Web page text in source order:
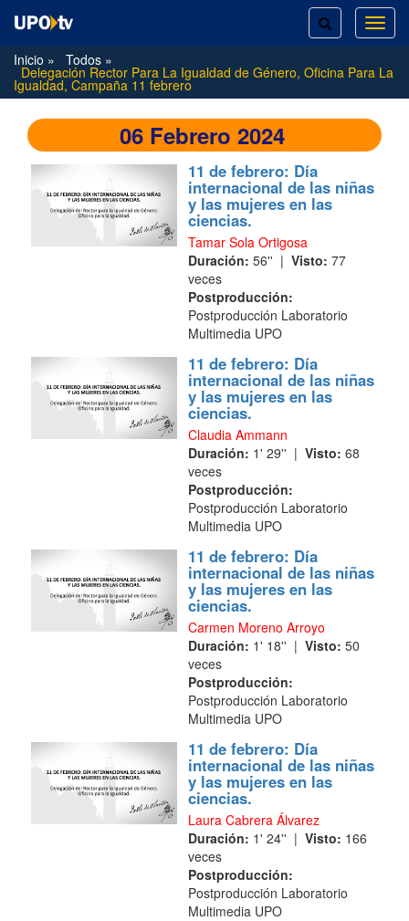
TOGGLE
SEARCH
Inicio
Todos
Delegación Rector Para La Igualdad de Género, Oficina Para La
Igualdad, Campaña 11 febrero
06 Febrero 2024
11 de febrero: Día
internacional de las niñas
y las mujeres en las
ciencias.
Tamar Sola Ortigosa
Duración: 56'' | Visto: 77
veces
Postproducción:
Postproducción Laboratorio
Multimedia UPO
11 de febrero: Día
internacional de las niñas
y las mujeres en las
ciencias.
Claudia Ammann
Duración: 1' 29'' | Visto: 68
veces
Postproducción:
Postproducción Laboratorio
Multimedia UPO
11 de febrero: Día
internacional de las niñas
y las mujeres en las
ciencias.
Carmen Moreno Arroyo
Duración: 1' 18'' | Visto: 50
veces
Postproducción:
Postproducción Laboratorio
Multimedia UPO
11 de febrero: Día
internacional de las niñas
y las mujeres en las
ciencias.
Laura Cabrera Álvarez
Duración: 1' 24'' | Visto: 166
veces
Postproducción:
Postproducción Laboratorio
Multimedia UPO